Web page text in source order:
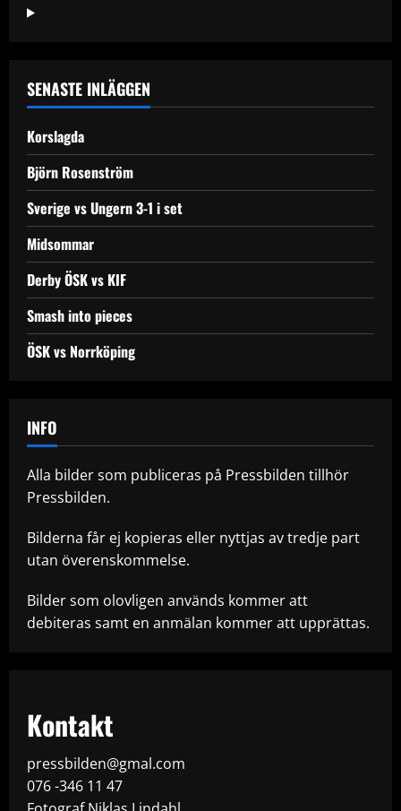
SENASTE INLÄGGEN
Korslagda
Björn Rosenström
Sverige vs Ungern 3-1 i set
Midsommar
Derby ÖSK vs KIF
Smash into pieces
ÖSK vs Norrköping
INFO
Alla bilder som publiceras på Pressbilden tillhör
Pressbilden.
Bilderna får ej kopieras eller nyttjas av tredje part
utan överenskommelse.
Bilder som olovligen används kommer att
debiteras samt en anmälan kommer att upprättas.
Kontakt
pressbilden@gmal.com
076 -346 11 47